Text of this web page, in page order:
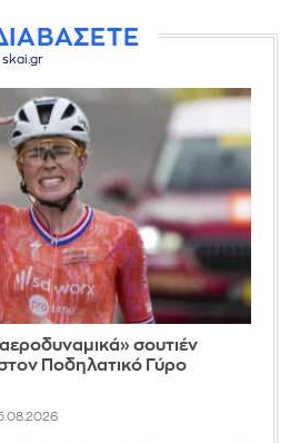
skai.gr
σουτιέν
Ποδηλατικό Γύρο